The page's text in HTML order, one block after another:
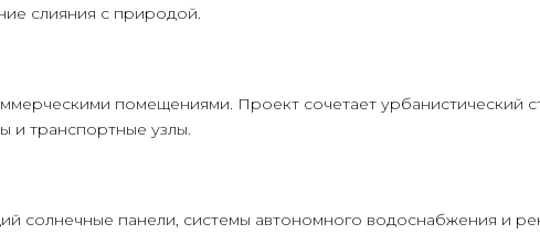
слияния с природой.
помещениями. Проект сочетает урбанистический
и транспортные узлы.
солнечные панели, системы автономного водоснабжения и